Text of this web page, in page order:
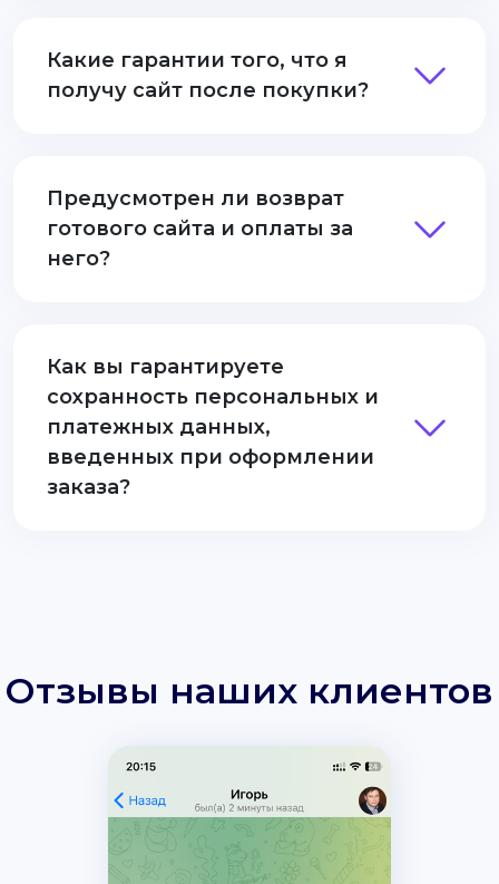
Какие гарантии того, что я
получу сайт после покупки?
Предусмотрен ли возврат
готового сайта и оплаты за
него?
Как вы гарантируете
сохранность персональных и
платежных данных,
введенных при оформлении
заказа?
Отзывы наших клиентов